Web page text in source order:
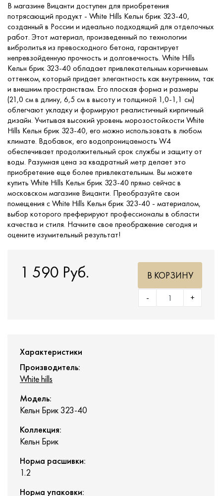
Контакты
В магазине Вицанти доступен для приобретения
потрясающий продукт - White Hills Кельн брик 323-40,
созданный в России и идеально подходящий для отделочных
работ. Этот материал, произведенный по технологии
вибролитья из превосходного бетона, гарантирует
непревзойденную прочность и долговечность. White Hills
Кельн брик 323-40 обладает привлекательным коричневым
оттенком, который придает элегантность как внутренним, так
и внешним пространствам. Его плоская форма и размеры
(21,0 см в длину, 6,5 см в высоту и толщиной 1,0-1,1 см)
облегчают укладку и формируют реалистичный кирпичный
дизайн. Учитывая высокий уровень морозостойкости White
Hills Кельн брик 323-40, его можно использовать в любом
климате. Вдобавок, его водопроницаемость W4
обеспечивает продолжительный срок службы и защиту от
воды. Разумная цена за квадратный метр делает это
приобретение еще более привлекательным. Вы можете
купить White Hills Кельн брик 323-40 прямо сейчас в
московском магазине Вицанти. Преобразуйте свои
помещения с White Hills Кельн брик 323-40 - материалом,
выбор которого преферируют профессионалы в области
качества и стиля. Начните свое преображение сегодня и
оцените изумительный результат!
1 590 Руб.
+
-
В КОРЗИНУ
Характеристики
Производитель:
White hills
Модель:
Кельн Брик 323-40
Коллекция:
Кельн Брик
Норма расшивки:
1.2
Норма упаковки: